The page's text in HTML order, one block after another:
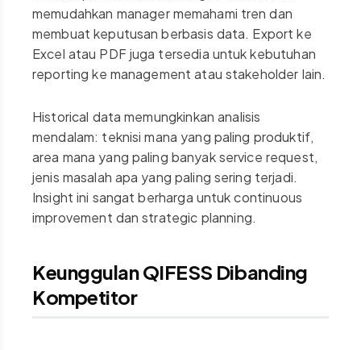
memudahkan manager memahami tren dan
membuat keputusan berbasis data. Export ke
Excel atau PDF juga tersedia untuk kebutuhan
reporting ke management atau stakeholder lain.
Historical data memungkinkan analisis
mendalam: teknisi mana yang paling produktif,
area mana yang paling banyak service request,
jenis masalah apa yang paling sering terjadi.
Insight ini sangat berharga untuk continuous
improvement dan strategic planning.
Keunggulan QIFESS Dibanding
Kompetitor